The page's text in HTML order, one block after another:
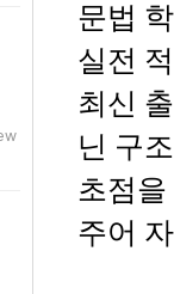
문법
실전
최신
닌 구
초점
주어